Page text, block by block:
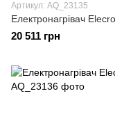
Артикул: AQ_23135
Електронагрівач
20 511 грн